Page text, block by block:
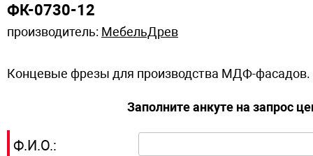
ФК-0730-12
производитель: МебельДрев
Концевые фрезы для производства МДФ-фасадов.
Заполните анкуте на запрос
Ф.И.О.: